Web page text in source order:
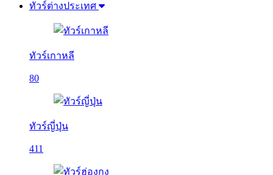
ทัวร์ต่างประเทศ
ทัวร์เกาหลี
80
ทัวร์ญี่ปุ่น
411